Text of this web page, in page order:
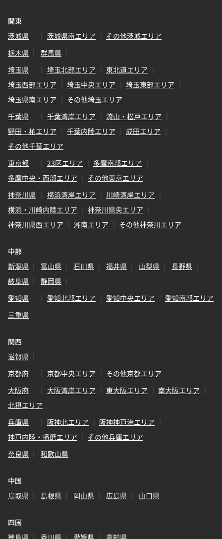
関東
茨城県
茨城県南エリア
その他茨城エリア
栃木県
群馬県
埼玉県
埼玉北部エリア
東北道エリア
埼玉西部エリア
埼玉中央エリア
埼玉東部エリア
埼玉県南エリア
その他埼玉エリア
千葉県
千葉湾岸エリア
流山・松戸エリア
野田・柏エリア
千葉内陸エリア
成田エリア
その他千葉エリア
東京都
23区エリア
多摩南部エリア
多摩中央・西部エリア
その他東京エリア
神奈川県
横浜湾岸エリア
川崎湾岸エリア
横浜・川崎内陸エリア
神奈川県央エリア
神奈川県西エリア
湘南エリア その他神奈川エリア
中部
新潟県
富山県 石川県 福井県 山梨県
長野県
岐阜県
静岡県
愛知県
愛知北部エリア 愛知中央エリア
愛知南部エリア
三重県
関西
滋賀県
京都府
京都中央エリア
その他京都エリア
大阪府
大阪湾岸エリア 東大阪エリア
南大阪エリア
北摂エリア
兵庫県
阪神北エリア
阪神神戸港エリア
神戸内陸・播磨エリア
その他兵庫エリア
奈良県
和歌山県
中国
鳥取県
島根県 岡山県 広島県 山口県
四国